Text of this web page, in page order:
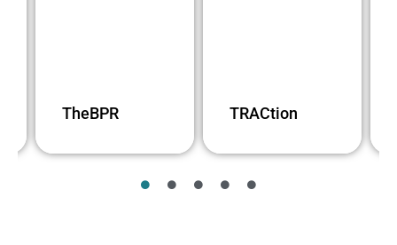
TheBPR TRACtion